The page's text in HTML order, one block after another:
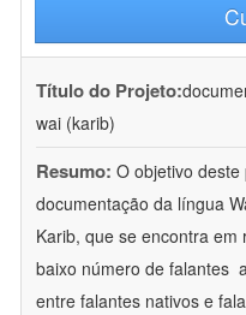
Título do Projeto:
wai (karib)
Resumo: O objetivo
documentação da língua
Karib, que se encontra em
baixo número de falantes
entre falantes nativos e